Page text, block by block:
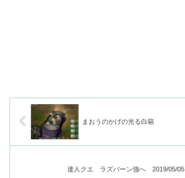
まおうのかげの光る白箱
達人クエ ラズバーン強へ 2019/05/05